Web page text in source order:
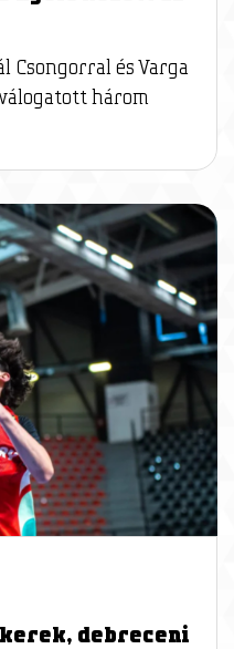
Csongorral és Varga
három
debreceni